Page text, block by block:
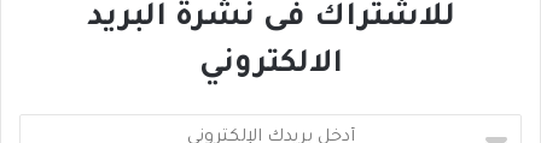
للاشتراك فى نشرة البريد
الالكتروني